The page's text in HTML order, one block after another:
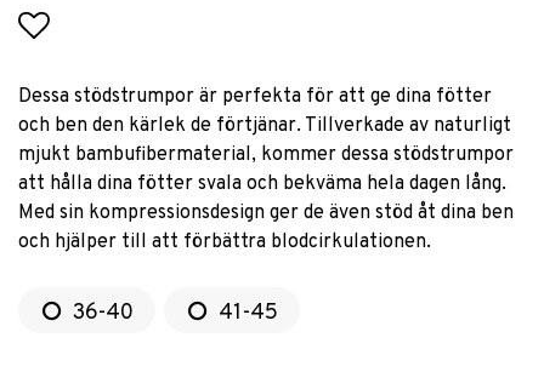
Dessa stödstrumpor är perfekta för att ge dina fötter
och ben den kärlek de förtjänar. Tillverkade av naturligt
mjukt bambufibermaterial, kommer dessa stödstrumpor
att hålla dina fötter svala och bekväma hela dagen lång.
Med sin kompressionsdesign ger de även stöd åt dina ben
och hjälper till att förbättra blodcirkulationen.
36-40 41-45